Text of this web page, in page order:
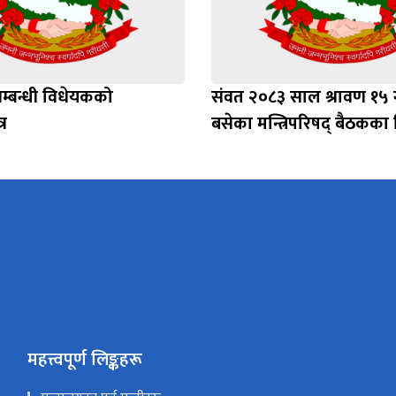
विधेयकको
संवत २०८३ साल श्रावण
बसेका मन्त्रिपरिषद् बैठकका
महत्त्वपूर्ण लिङ्कहरू